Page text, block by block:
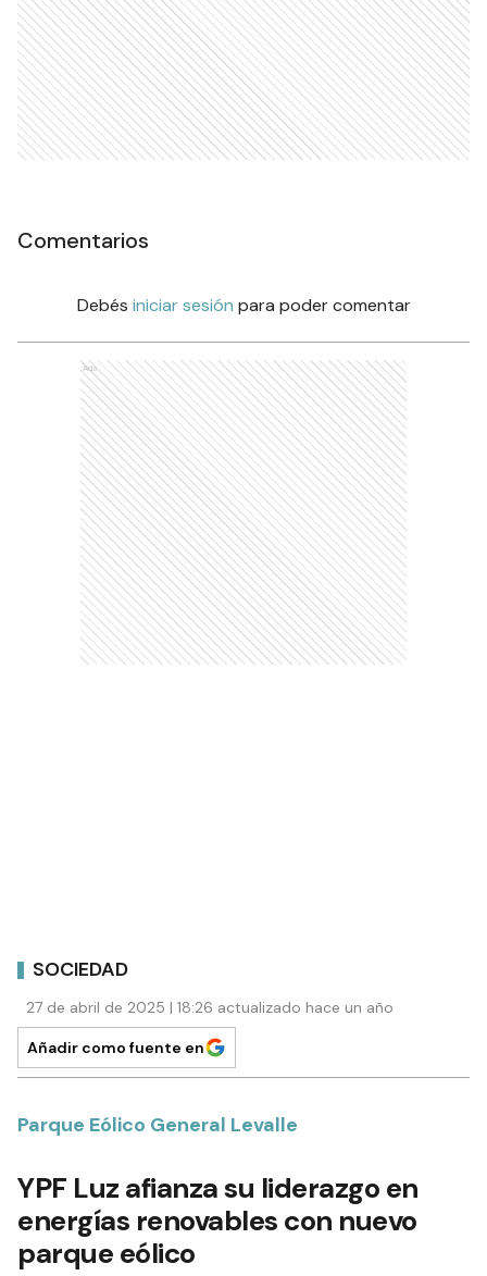
Comentarios
Debés iniciar sesión para poder comentar
Ads
SOCIEDAD
27 de abril de 2025 | 18:26 actualizado hace un año
Añadir como fuente en
Parque Eólico General Levalle
YPF Luz afianza su liderazgo en
energías renovables con nuevo
parque eólico